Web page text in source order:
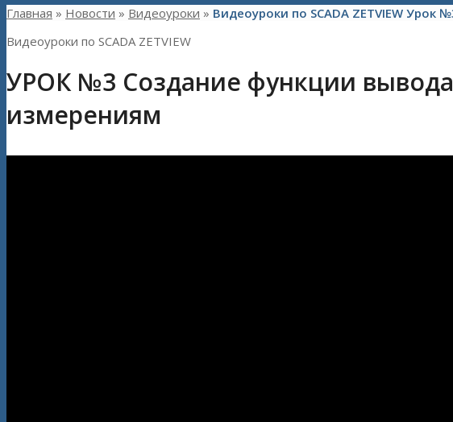
Главная » Новости » Видеоуроки » Видеоуроки по SCADA ZETVIEW
Видеоуроки по SCADA ZETVIEW
УРОК №3 Создание функции
измерениям